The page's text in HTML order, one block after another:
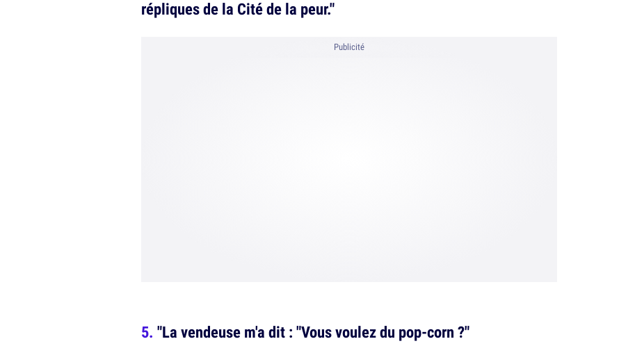
répliques de la Cité de la peur."
Publicité
"La vendeuse m'a dit : "Vous voulez du pop-corn ?"